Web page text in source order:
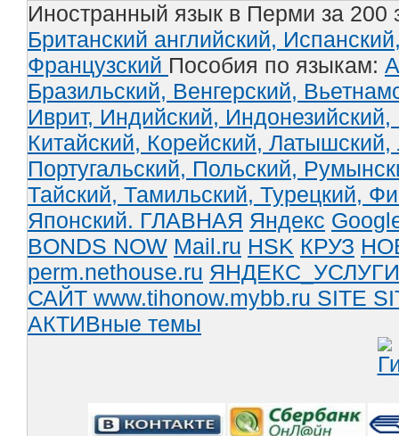
Иностранный язык в Перми за 200
Британский английский,
Французский Пособия по языкам:
Бразильский, Венгерский,
Иврит, Индийский, Индонезийский,
Китайский, Корейский, Латышский,
Португальский, Польский,
Тайский, Тамильский, Турецкий,
Японский. ГЛАВНАЯ Яндекс
BONDS NOW Mail.ru HSK КРУЗ
perm.nethouse.ru ЯНДЕКС_УСЛУГИ
САЙТ www.tihonow.mybb.ru SITE
АКТИВные темы